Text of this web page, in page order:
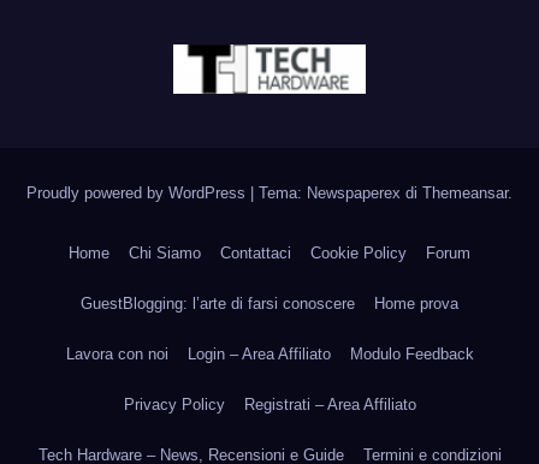
Proudly powered by WordPress | Tema: Newspaperex di Themeansar.
Home Chi Siamo Contattaci Cookie Policy Forum
GuestBlogging: l’arte di farsi conoscere Home prova
Lavora con noi Login – Area Affiliato Modulo Feedback
Privacy Policy Registrati – Area Affiliato
Tech Hardware – News, Recensioni e Guide Termini e condizioni